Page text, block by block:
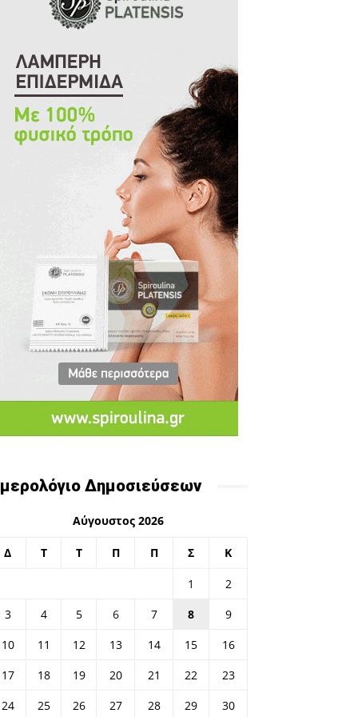
Δημοσιεύσεων
Αύγουστος 2026
Δ Τ Τ Π Π Σ Κ
1
2
3
4 5 6 7 8
9
10
11 12 13 14 15
16
17
18 19 20 21 22
23
24
25 26 27 28 29 30